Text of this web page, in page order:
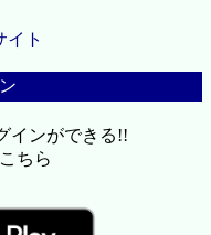
イト
インができる!!
ちら